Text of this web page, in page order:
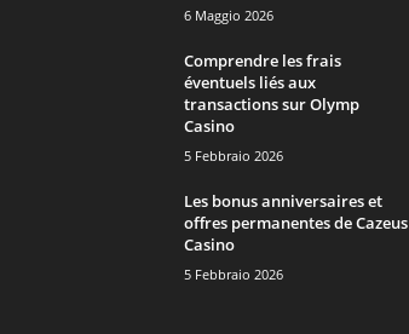
6 Maggio 2026
Comprendre les frais
éventuels liés aux
transactions sur Olymp
Casino
5 Febbraio 2026
Les bonus anniversaires et
offres permanentes de Cazeus
Casino
5 Febbraio 2026